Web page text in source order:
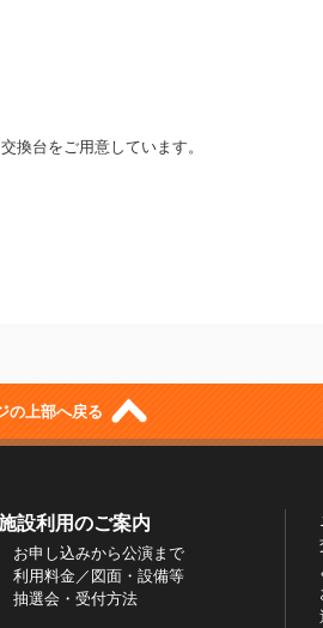
換台をご用意しています。
の上部へ戻る
設利用のご案内
お申し込みから公演まで
利用料金／図面・設備等
抽選会・受付方法